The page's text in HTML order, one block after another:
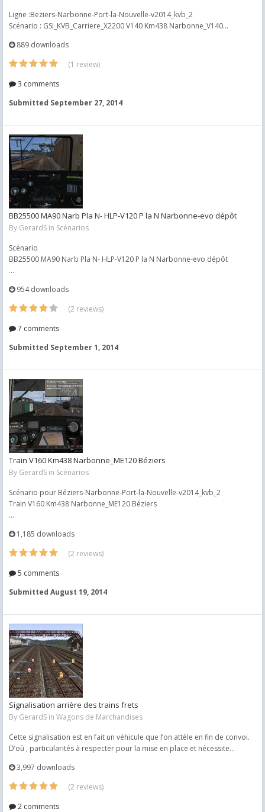
Ligne :Beziers-Narbonne-Port-la-Nouvelle-v2014_kvb_2
Scénario : GSi_KVB_Carriere_X2200 V140 Km438 Narbonne_V140...
889 downloads
(1 review)
3 comments
Submitted September 27, 2014
BB25500 MA90 Narb Pla N- HLP-V120 P la N Narbonne-evo dépôt
By GerardS in Scénarios
Scénario
BB25500 MA90 Narb Pla N- HLP-V120 P la N Narbonne-evo dépôt
...
954 downloads
(2 reviews)
7 comments
Submitted September 1, 2014
Train V160 Km438 Narbonne_ME120 Béziers
By GerardS in Scénarios
Scénario pour Béziers-Narbonne-Port-la-Nouvelle-v2014_kvb_2
Train V160 Km438 Narbonne_ME120 Béziers
...
1,185 downloads
(2 reviews)
5 comments
Submitted August 19, 2014
Signalisation arrière des trains frets
By GerardS in Wagons de Marchandises
Cette signalisation est en fait un véhicule que l’on attèle en fin de convoi.
D’où , particularités à respecter pour la mise en place et nécessite...
3,997 downloads
(2 reviews)
2 comments